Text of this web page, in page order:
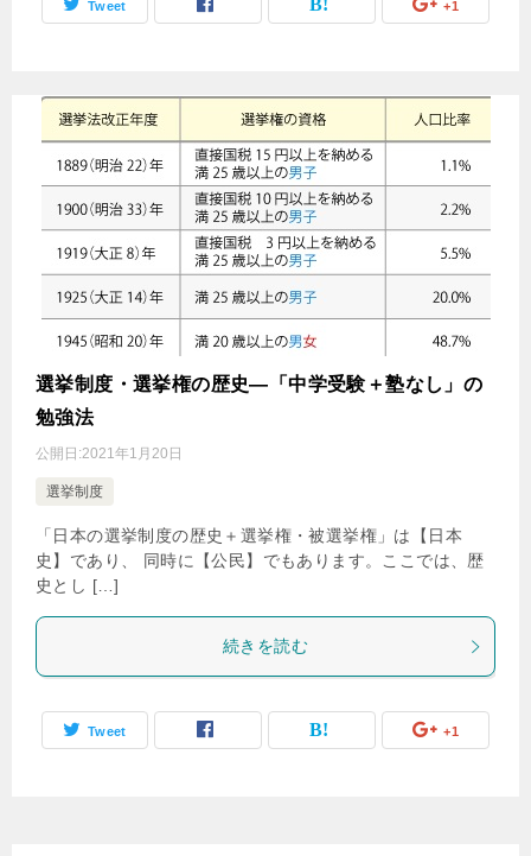
Tweet +1
選挙制度・選挙権の歴史―「中学受験＋塾なし」の
勉強法
公開日:2021年1月20日
選挙制度
「日本の選挙制度の歴史＋選挙権・被選挙権」は【日本
史】であり、 同時に【公民】でもあります。ここでは、歴
史とし […]
続きを読む
Tweet +1